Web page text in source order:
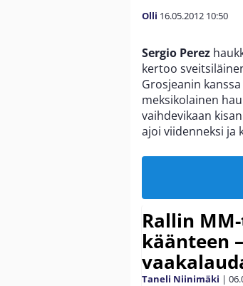
Olli 16.05.2012 10:50
Sergio Perez
kertoo
Grosjeanin
meksikolainen
vaihdevikaan
ajoi viidenneksi ja
Rallin
käänteen
Taneli Niinimäki |